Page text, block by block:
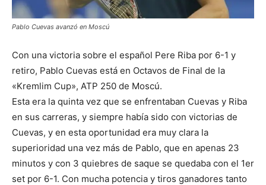
Pablo Cuevas avanzó en Moscú
Con una victoria sobre el español Pere Riba por 6-1 y
retiro, Pablo Cuevas está en Octavos de Final de la
«Kremlim Cup», ATP 250 de Moscú.
Esta era la quinta vez que se enfrentaban Cuevas y Riba
en sus carreras, y siempre había sido con victorias de
Cuevas, y en esta oportunidad era muy clara la
superioridad una vez más de Pablo, que en apenas 23
minutos y con 3 quiebres de saque se quedaba con el 1er
set por 6-1. Con mucha potencia y tiros ganadores tanto